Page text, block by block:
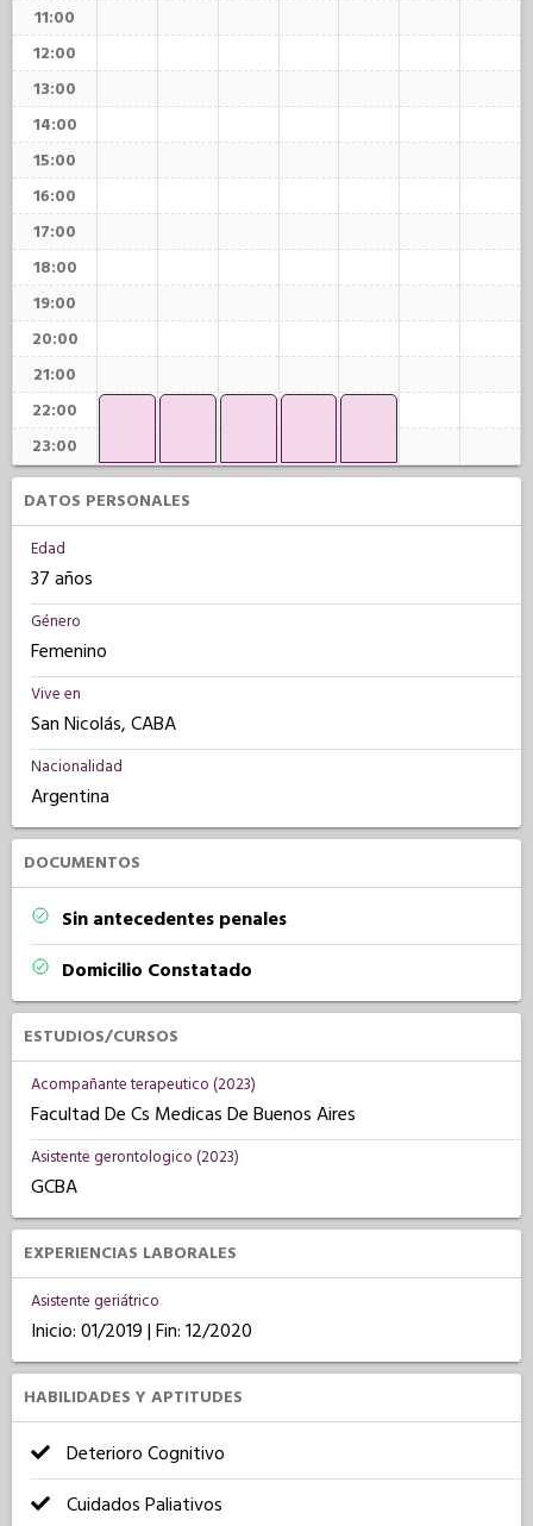
11:00
12:00
13:00
14:00
15:00
16:00
17:00
18:00
19:00
20:00
21:00
22:00
23:00
DATOS PERSONALES
Edad
37 años
Género
Femenino
Vive en
San Nicolás, CABA
Nacionalidad
Argentina
DOCUMENTOS
Sin antecedentes penales
Domicilio Constatado
ESTUDIOS/CURSOS
Acompañante terapeutico (2023)
Facultad De Cs Medicas De Buenos Aires
Asistente gerontologico (2023)
GCBA
EXPERIENCIAS LABORALES
Asistente geriátrico
Inicio: 01/2019 | Fin: 12/2020
HABILIDADES Y APTITUDES
Deterioro Cognitivo
Cuidados Paliativos